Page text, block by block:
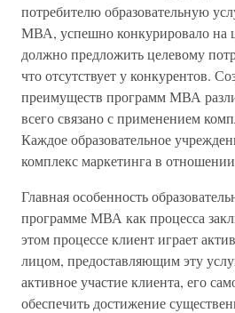
потребителю образовательную
МВА, успешно конкурировало на
должно предложить целевому
что отсутствует у конкурентов.
преимуществ программ МВА
всего связано с применением
Каждое образовательное
комплекс маркетинга в
Главная особенность
программе МВА как процесса
этом процессе клиент играет
лицом, предоставляющим эту
активное участие клиента, его
обеспечить достижение